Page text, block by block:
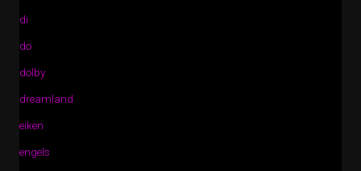
di
do
dolby
dreamland
eiken
engels